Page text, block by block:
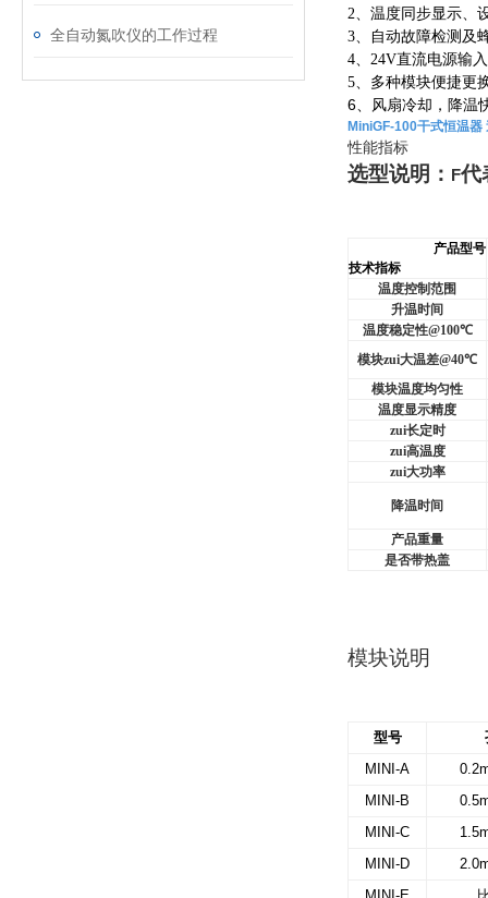
全自动氮吹仪的工作过程
2、温度同步显示、
3、自动故障检测及
4、24V直流电源输
5、多种模块便捷更
6、风扇冷却，降温
MiniGF-100干式恒温器
性能指标
选型说明： F代
产品型号
技术指标
温度控制范围
升温时间
温度稳定性@100℃
模块zui大温差@40℃
模块温度均匀性
温度显示精度
zui长定时
zui高温度
zui大功率
降温时间
产品重量
是否带热盖
模块说明
型号
MINI-A
MINI-B
MINI-C
MINI-D